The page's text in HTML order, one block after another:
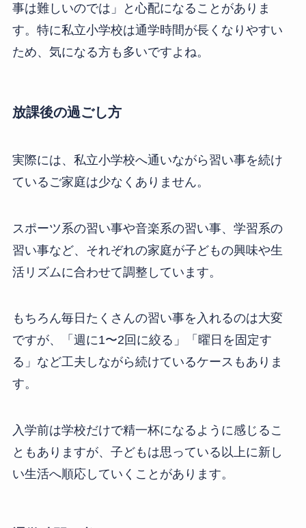
事は難しいのでは」と心配になることがありま
す。特に私立小学校は通学時間が長くなりやすい
ため、気になる方も多いですよね。
放課後の過ごし方
実際には、私立小学校へ通いながら習い事を続け
ているご家庭は少なくありません。
スポーツ系の習い事や音楽系の習い事、学習系の
習い事など、それぞれの家庭が子どもの興味や生
活リズムに合わせて調整しています。
もちろん毎日たくさんの習い事を入れるのは大変
ですが、「週に1〜2回に絞る」「曜日を固定す
る」など工夫しながら続けているケースもありま
す。
入学前は学校だけで精一杯になるように感じるこ
ともありますが、子どもは思っている以上に新し
い生活へ順応していくことがあります。